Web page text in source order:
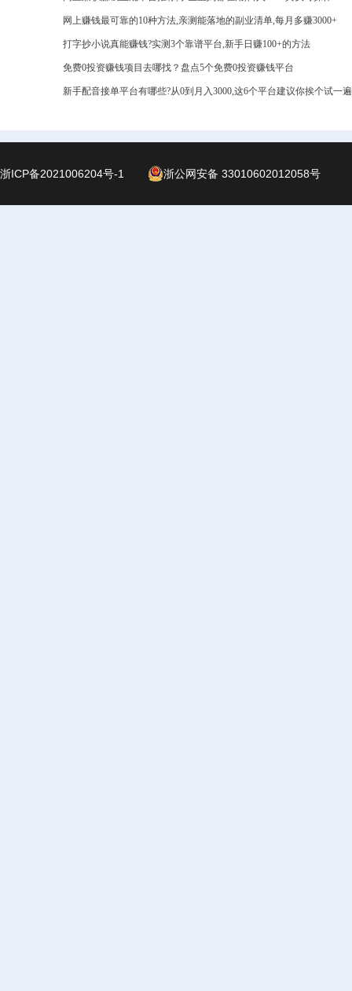
网上赚钱最可靠的10种方法,亲测能落地的副业清单,每月多赚3000+
打字抄小说真能赚钱?实测3个靠谱平台,新手日赚100+的方法
免费0投资赚钱项目去哪找？盘点5个免费0投资赚钱平台
新手配音接单平台有哪些?从0到月入3000,这6个平台建议你挨个试一遍
浙ICP备2021006204号-1 浙公网安备 33010602012058号